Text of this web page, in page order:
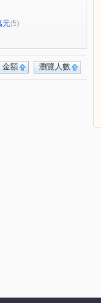
元(5)
瀏覽人數
金額